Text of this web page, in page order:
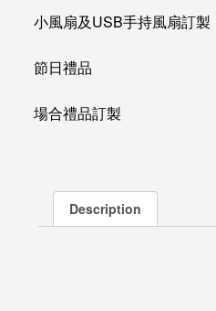
小風扇及USB手持風扇訂製
節日禮品
場合禮品訂製
Description